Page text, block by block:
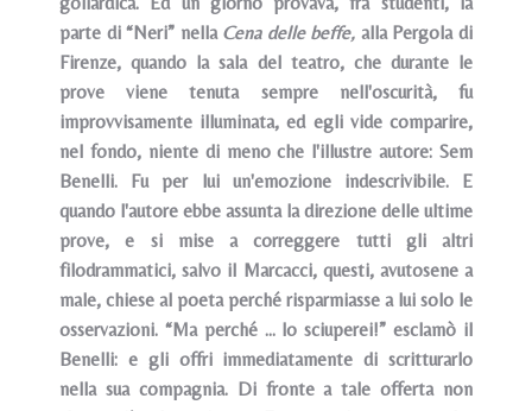
parte di “Neri” nella Cena delle beffe, alla Pergola di
Firenze, quando la sala del teatro, che durante le
prove viene tenuta sempre nell'oscurità, fu
improvvisamente illuminata, ed egli vide comparire,
nel fondo, niente di meno che l'illustre autore: Sem
Benelli. Fu per lui un'emozione indescrivibile. E
quando l'autore ebbe assunta la direzione delle ultime
prove, e si mise a correggere tutti gli altri
filodrammatici, salvo il Marcacci, questi, avutosene a
male, chiese al poeta perché risparmiasse a lui solo le
osservazioni. “Ma perché ... lo sciuperei!” esclamò il
Benelli: e gli offri immediatamente di scritturarlo
nella sua compagnia. Di fronte a tale offerta non